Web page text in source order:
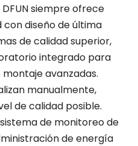
DFUN siempre ofrece
diseño de última
de calidad superior,
integrado para
avanzadas.
manualmente,
de calidad posible.
de monitoreo de
de energía